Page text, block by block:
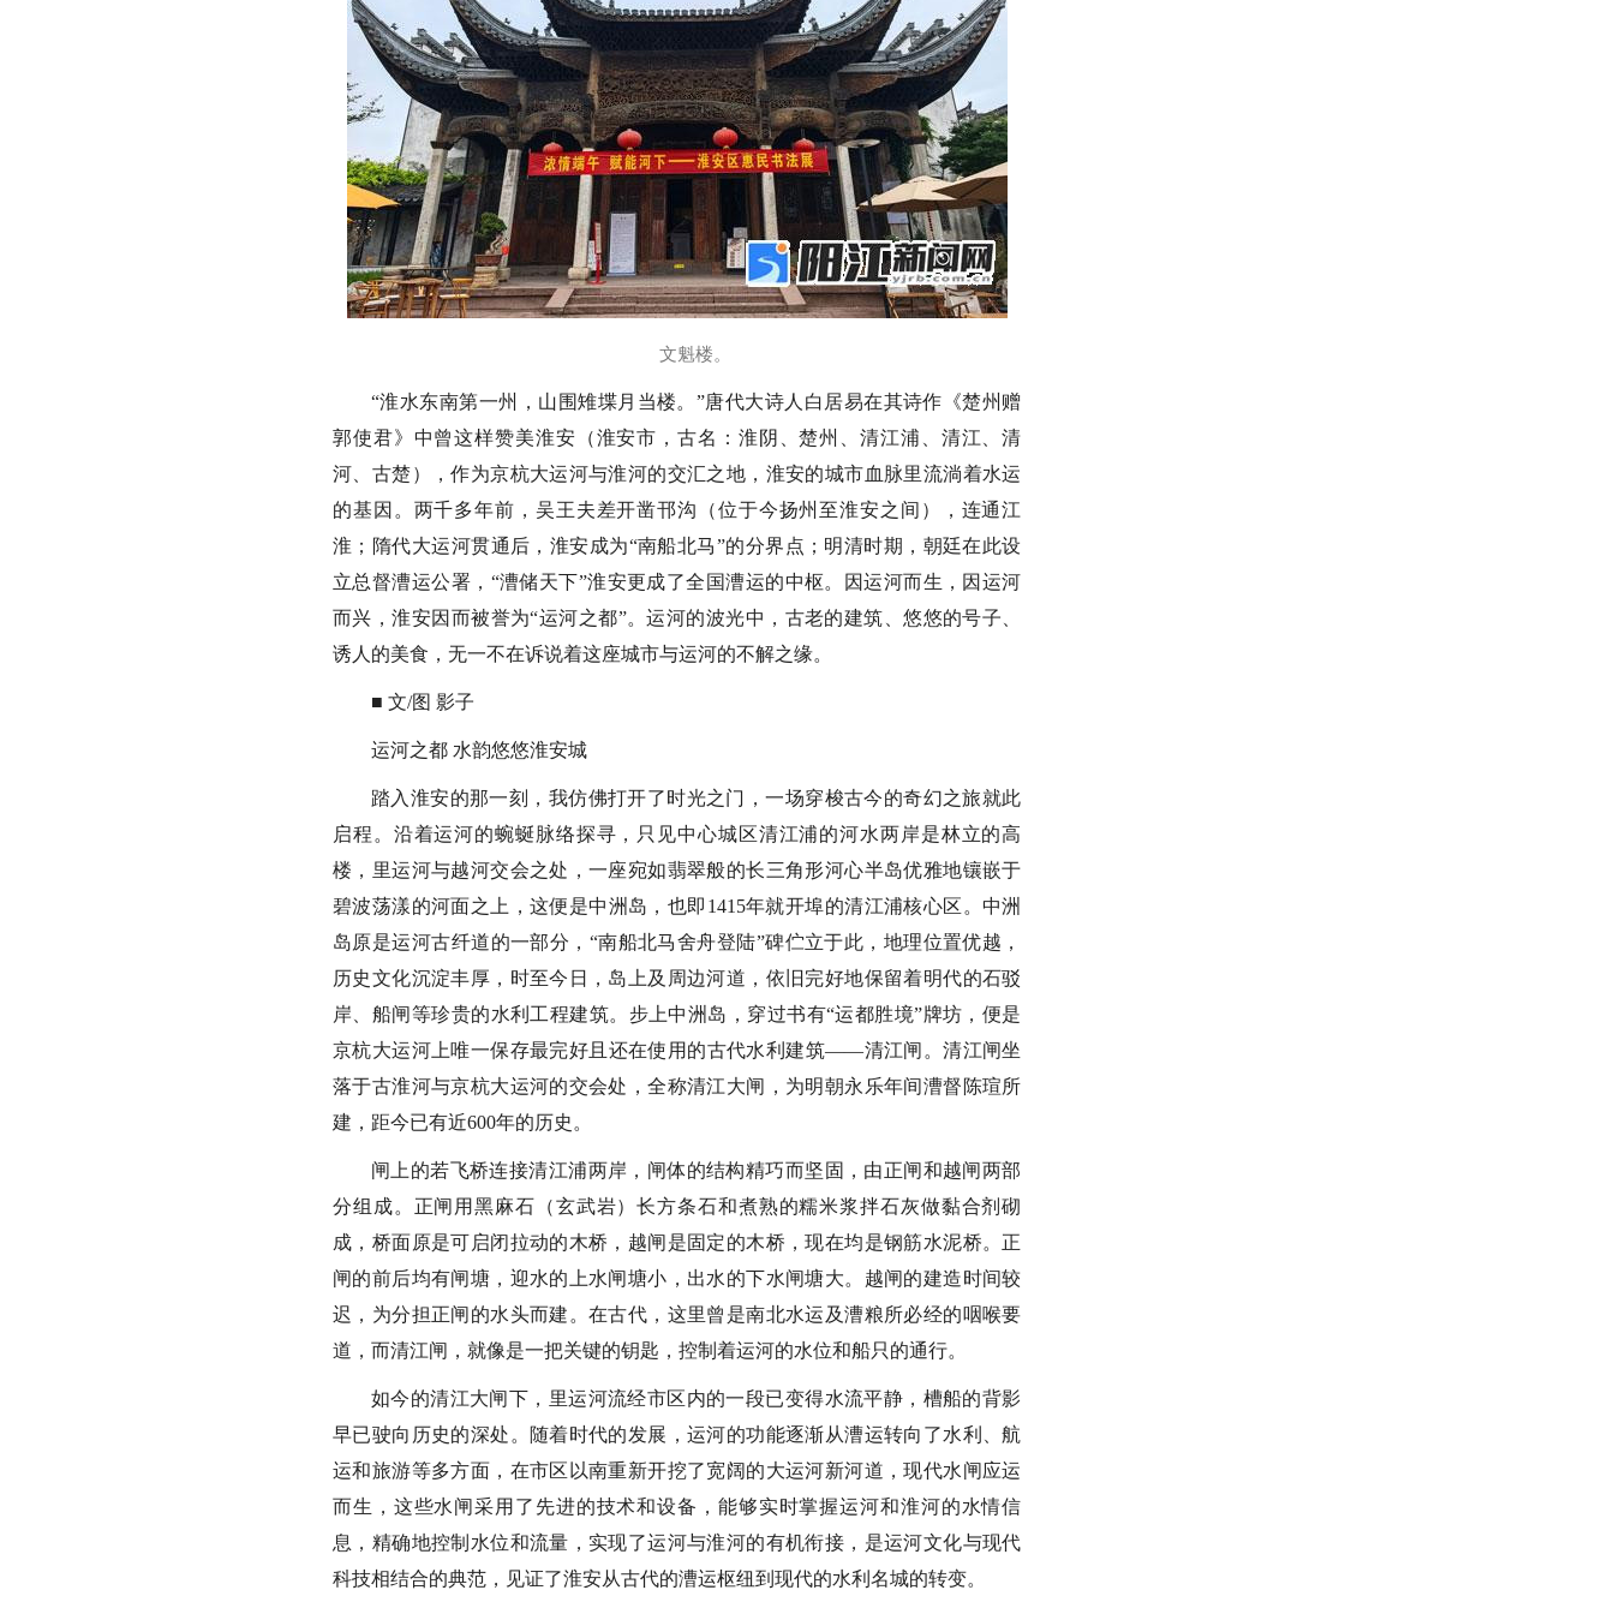
文魁楼。
“淮水东南第一州，山围雉堞月当楼。”唐代大诗人白居易在其诗作《楚州赠
郭使君》中曾这样赞美淮安（淮安市，古名：淮阴、楚州、清江浦、清江、清
河、古楚），作为京杭大运河与淮河的交汇之地，淮安的城市血脉里流淌着水运
的基因。两千多年前，吴王夫差开凿邗沟（位于今扬州至淮安之间），连通江
淮；隋代大运河贯通后，淮安成为“南船北马”的分界点；明清时期，朝廷在此设
立总督漕运公署，“漕储天下”淮安更成了全国漕运的中枢。因运河而生，因运河
而兴，淮安因而被誉为“运河之都”。运河的波光中，古老的建筑、悠悠的号子、
诱人的美食，无一不在诉说着这座城市与运河的不解之缘。
■ 文/图 影子
运河之都 水韵悠悠淮安城
踏入淮安的那一刻，我仿佛打开了时光之门，一场穿梭古今的奇幻之旅就此
启程。沿着运河的蜿蜒脉络探寻，只见中心城区清江浦的河水两岸是林立的高
楼，里运河与越河交会之处，一座宛如翡翠般的长三角形河心半岛优雅地镶嵌于
碧波荡漾的河面之上，这便是中洲岛，也即1415年就开埠的清江浦核心区。中洲
岛原是运河古纤道的一部分，“南船北马舍舟登陆”碑伫立于此，地理位置优越，
历史文化沉淀丰厚，时至今日，岛上及周边河道，依旧完好地保留着明代的石驳
岸、船闸等珍贵的水利工程建筑。步上中洲岛，穿过书有“运都胜境”牌坊，便是
京杭大运河上唯一保存最完好且还在使用的古代水利建筑——清江闸。清江闸坐
落于古淮河与京杭大运河的交会处，全称清江大闸，为明朝永乐年间漕督陈瑄所
建，距今已有近600年的历史。
闸上的若飞桥连接清江浦两岸，闸体的结构精巧而坚固，由正闸和越闸两部
分组成。正闸用黑麻石（玄武岩）长方条石和煮熟的糯米浆拌石灰做黏合剂砌
成，桥面原是可启闭拉动的木桥，越闸是固定的木桥，现在均是钢筋水泥桥。正
闸的前后均有闸塘，迎水的上水闸塘小，出水的下水闸塘大。越闸的建造时间较
迟，为分担正闸的水头而建。在古代，这里曾是南北水运及漕粮所必经的咽喉要
道，而清江闸，就像是一把关键的钥匙，控制着运河的水位和船只的通行。
如今的清江大闸下，里运河流经市区内的一段已变得水流平静，槽船的背影
早已驶向历史的深处。随着时代的发展，运河的功能逐渐从漕运转向了水利、航
运和旅游等多方面，在市区以南重新开挖了宽阔的大运河新河道，现代水闸应运
而生，这些水闸采用了先进的技术和设备，能够实时掌握运河和淮河的水情信
息，精确地控制水位和流量，实现了运河与淮河的有机衔接，是运河文化与现代
科技相结合的典范，见证了淮安从古代的漕运枢纽到现代的水利名城的转变。